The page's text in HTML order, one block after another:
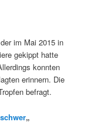
im Mai 2015 in
gekippt hatte
konnten
erinnern. Die
befragt.
„